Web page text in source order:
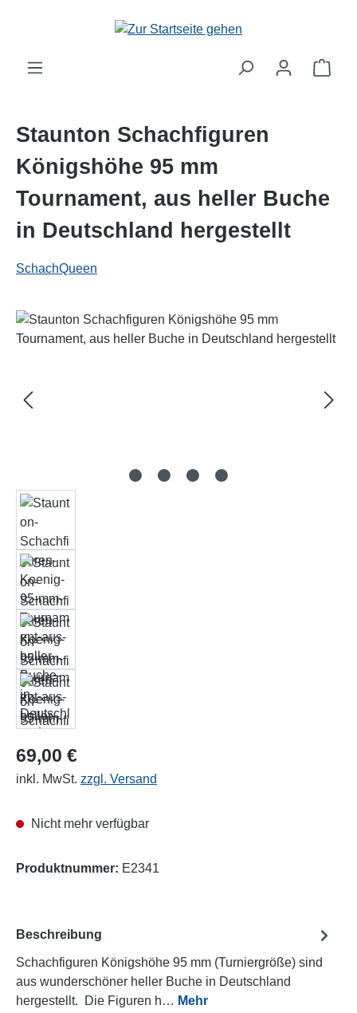
Zum Hauptinhalt springen
Staunton Schachfiguren
Königshöhe 95 mm
Tournament, aus heller Buche
in Deutschland hergestellt
SchachQueen
Bildergalerie überspringen
69,00 €
inkl. MwSt. zzgl. Versand
Nicht mehr verfügbar
Produktnummer: E2341
Beschreibung
Schachfiguren Königshöhe 95 mm (Turniergröße) sind
aus wunderschöner heller Buche in Deutschland
hergestellt. Die Figuren h… Mehr